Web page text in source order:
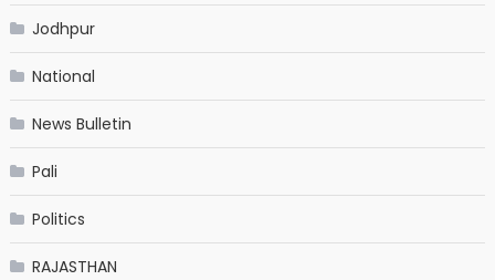
Jodhpur
National
News Bulletin
Pali
Politics
RAJASTHAN